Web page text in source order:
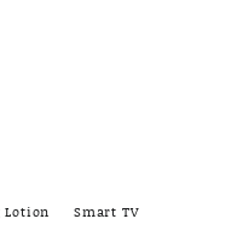
Lotion Smart TV